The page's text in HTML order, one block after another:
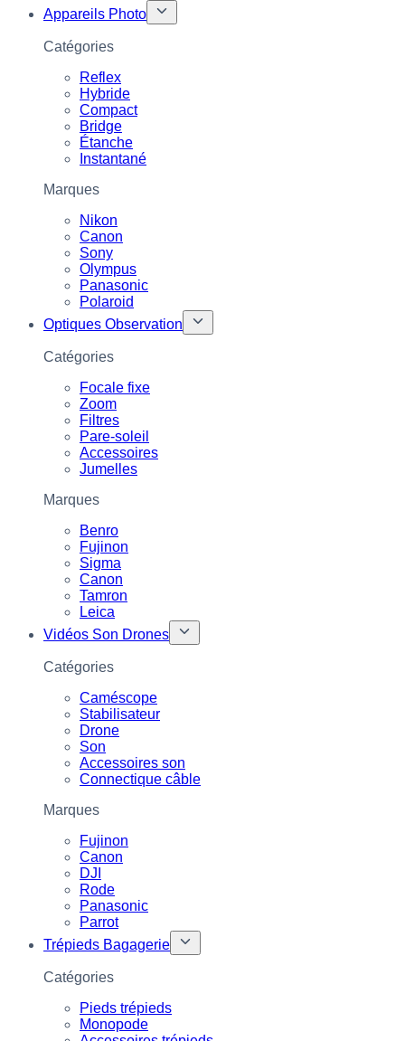
Appareils Photo
Catégories
Reflex
Hybride
Compact
Bridge
Étanche
Instantané
Marques
Nikon
Canon
Sony
Olympus
Panasonic
Polaroid
Optiques Observation
Catégories
Focale fixe
Zoom
Filtres
Pare-soleil
Accessoires
Jumelles
Marques
Benro
Fujinon
Sigma
Canon
Tamron
Leica
Vidéos Son Drones
Catégories
Caméscope
Stabilisateur
Drone
Son
Accessoires son
Connectique câble
Marques
Fujinon
Canon
DJI
Rode
Panasonic
Parrot
Trépieds Bagagerie
Catégories
Pieds trépieds
Monopode